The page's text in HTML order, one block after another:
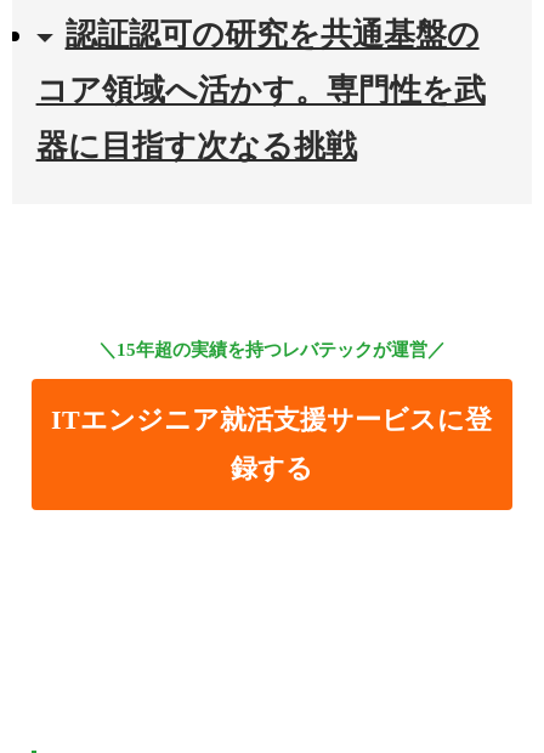
認証認可の研究を共通基盤の
コア領域へ活かす。専門性を武
器に目指す次なる挑戦
＼15年超の実績を持つレバテックが運営／
ITエンジニア就活支援サービスに登
録する